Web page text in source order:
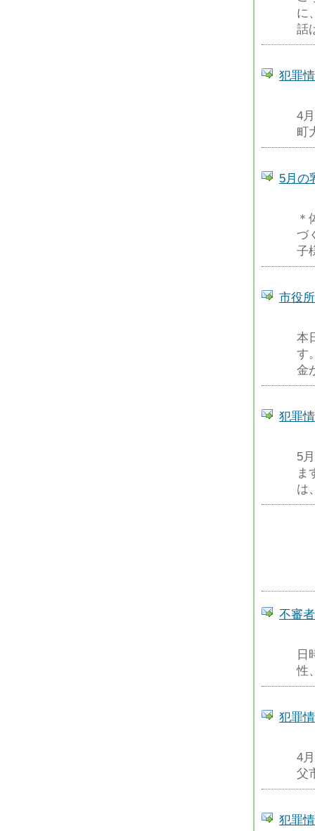
に
話
犯罪
4
町
5月の
＊
づ
子
市役
本
す
金
犯罪
5
ま
は
不審
日
性
犯罪
4
父
犯罪